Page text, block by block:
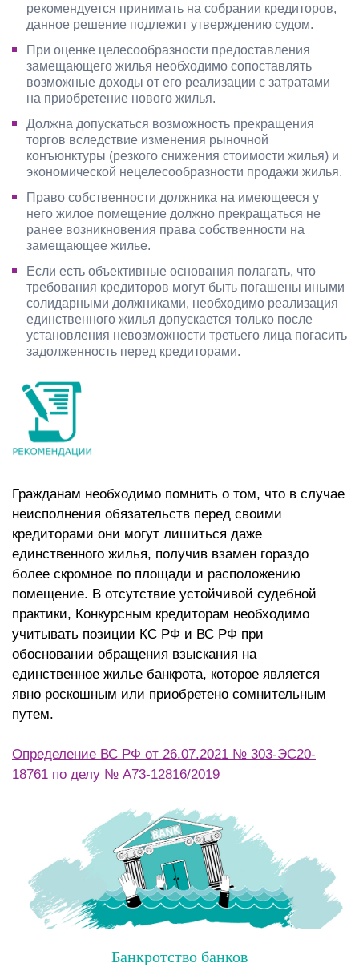
рекомендуется принимать на собрании кредиторов,
данное решение подлежит утверждению судом.
При оценке целесообразности предоставления
замещающего жилья необходимо сопоставлять
возможные доходы от его реализации с затратами
на приобретение нового жилья.
Должна допускаться возможность прекращения
торгов вследствие изменения рыночной
конъюнктуры (резкого снижения стоимости жилья) и
экономической нецелесообразности продажи жилья.
Право собственности должника на имеющееся у
него жилое помещение должно прекращаться не
ранее возникновения права собственности на
замещающее жилье.
Если есть объективные основания полагать, что
требования кредиторов могут быть погашены иными
солидарными должниками, необходимо реализация
единственного жилья допускается только после
установления невозможности третьего лица погасить
задолженность перед кредиторами.
Гражданам необходимо помнить о том, что в случае
неисполнения обязательств перед своими
кредиторами они могут лишиться даже
единственного жилья, получив взамен гораздо
более скромное по площади и расположению
помещение. В отсутствие устойчивой судебной
практики, Конкурсным кредиторам необходимо
учитывать позиции КС РФ и ВС РФ при
обосновании обращения взыскания на
единственное жилье банкрота, которое является
явно роскошным или приобретено сомнительным
путем.
Определение ВС РФ от 26.07.2021 № 303-ЭС20-
18761 по делу № А73-12816/2019
Банкротство банков